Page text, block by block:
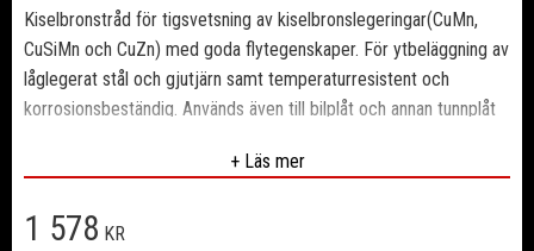
Kiselbronstråd för tigsvetsning av kiselbronslegeringar(CuMn,
CuSiMn och CuZn) med goda flytegenskaper. För ytbeläggning av
låglegerat stål och gjutjärn samt temperaturresistent och
korrosionsbeständig. Används även till bilplåt och annan tunnplåt
+ Läs mer
1 578 KR